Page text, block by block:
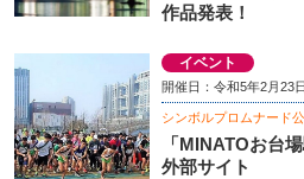
作品発表！
イベント
開催日：令和5年2月23
シンボルプロムナード
「MINATOお台
外部サイト